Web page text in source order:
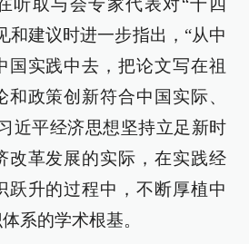
听取与会专家代表对“十四
和建议时进一步指出，“从中
国实践中去，把论文写在祖
和政策创新符合中国实际、
近平经济思想坚持立足新时
改革发展的实际，在实践经
跃升的过程中，不断厚植中
系的学术根基。